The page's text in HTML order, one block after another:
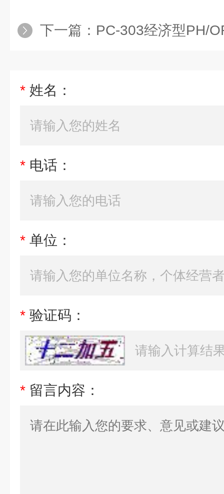
下一篇： PC-303经济型PH/
* 姓名：
* 电话：
* 单位：
* 验证码：
* 留言内容：